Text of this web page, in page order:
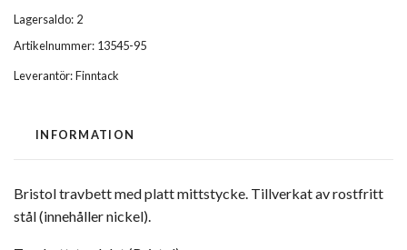
Lagersaldo: 2
Artikelnummer: 13545-95
Leverantör:Finntack
INFORMATION
Bristol travbett med platt mittstycke. Tillverkat av rostfritt
stål (innehåller nickel).